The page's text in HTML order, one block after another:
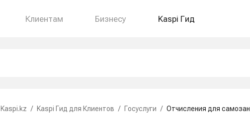
Клиентам Бизнесу Kaspi Гид
Kaspi.kz / Kaspi Гид для Клиентов / Госуслуги / Отчисления для